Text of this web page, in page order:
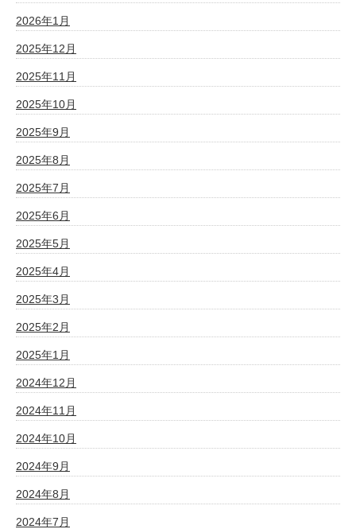
2026年1月
2025年12月
2025年11月
2025年10月
2025年9月
2025年8月
2025年7月
2025年6月
2025年5月
2025年4月
2025年3月
2025年2月
2025年1月
2024年12月
2024年11月
2024年10月
2024年9月
2024年8月
2024年7月